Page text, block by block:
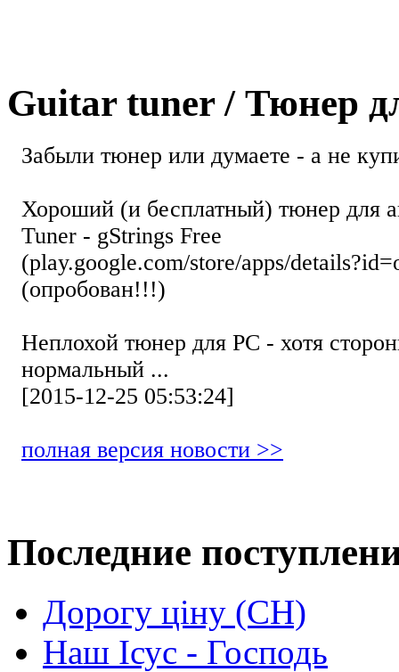
Guitar tuner / Тюнер
Забыли тюнер или думаете - а не
Хороший (и бесплатный) тюнер для
Tuner - gStrings Free
(play.google.com/store/apps/
(опробован!!!)
Неплохой тюнер для РС - хотя
нормальный ...
[2015-12-25 05:53:24]
полная версия новости >>
Последние
Дорогу ціну (СН)
Наш Ісус - Господь